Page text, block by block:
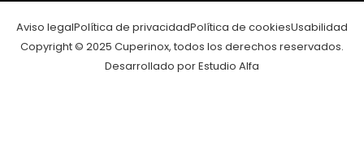
Aviso legalPolítica de privacidadPolítica de cookiesUsabilidad
Copyright © 2025 Cuperinox, todos los derechos reservados.
Desarrollado por Estudio Alfa